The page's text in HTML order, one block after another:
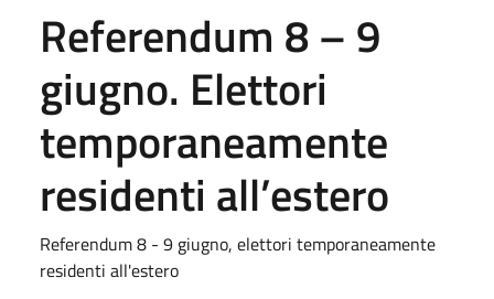
Referendum 8 – 9
giugno. Elettori
temporaneamente
residenti all’estero
Referendum 8 - 9 giugno, elettori temporaneamente
residenti all'estero